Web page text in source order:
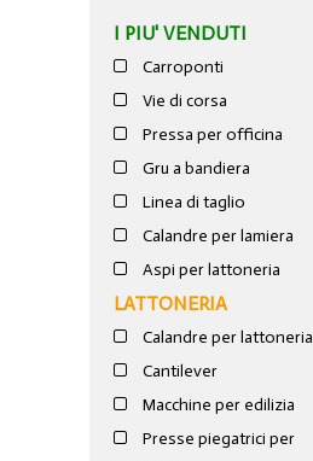
I PIU' VENDUTI
Carroponti
Vie di corsa
Pressa per officina
Gru a bandiera
Linea di taglio
Calandre per lamiera
Aspi per lattoneria
LATTONERIA
Calandre per lattoneria
Cantilever
Macchine per edilizia
Presse piegatrici per